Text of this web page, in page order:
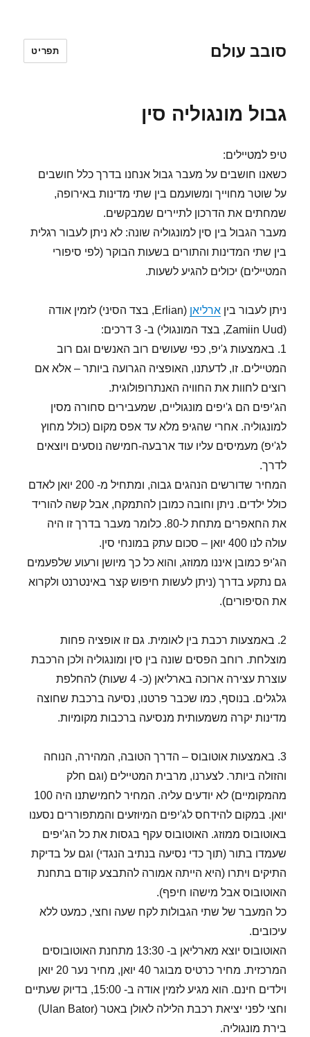
סובב עולם תפריט
גבול מונגוליה סין
טיפ למטיילים:
כשאנו חושבים על מעבר גבול אנחנו בדרך כלל חושבים
על שוטר מחוייך ומשועמם בין שתי מדינות באירופה,
שמחתים את הדרכון לתיירים שמבקשים.
מעבר הגבול בין סין למונגוליה שונה: לא ניתן לעבור רגלית
בין שתי המדינות והתורים בשעות הבוקר (לפי סיפורי
המטיילים) יכולים להגיע לשעות.
ניתן לעבור ביןארליאן
(Erlian, בצד הסיני) לזמין אודה
(Zamiin Uud, בצד המונגולי) ב- 3 דרכים:
1. באמצעות ג'יפ, כפי שעושים רוב האנשים וגם רוב
המטיילים. זו, לדעתנו, האופציה הגרועה ביותר – אלא אם
רוצים לחוות את החוויה האנתרופולוגית.
הג'יפים הם ג'יפים מונגוליים, שמעבירים סחורה מסין
למונגוליה. אחרי שהגיפ מלא עד אפס מקום (כולל מחוץ
לג'יפ) מעמיסים עליו עוד ארבעה-חמישה נוסעים ויוצאים
לדרך.
המחיר שדורשים הנהגים גבוה, ומתחיל מ- 200 יואן לאדם
כולל ילדים. ניתן וחובה כמובן להתמקח, אבל קשה להוריד
את החאפרים מתחת ל-80. כלומר מעבר בדרך זו היה
עולה לנו 400 יואן – סכום עתק במונחי סין.
הג'יפ כמובן איננו ממוזג, והוא כל כך מיושן ורעוע שלפעמים
גם נתקע בדרך (ניתן לעשות חיפוש קצר באינטרנט ולקרוא
את הסיפורים).
2. באמצעות רכבת בין לאומית. גם זו אופציה פחות
מוצלחת. רוחב הפסים שונה בין סין ומונגוליה ולכן הרכבת
עוצרת עצירה ארוכה בארליאן (כ- 4 שעות) להחלפת
גלגלים. בנוסף, כמו שכבר פרטנו, נסיעה ברכבת שחוצה
מדינות יקרה משמעותית מנסיעה ברכבות מקומיות.
3. באמצעות אוטובוס – הדרך הטובה, המהירה, הנוחה
והזולה ביותר. לצערנו, מרבית המטיילים (וגם חלק
מהמקומיים) לא יודעים עליה. המחיר לחמישתנו היה 100
יואן. במקום להידחס לג'יפים המיוזעים והמתפוררים נסענו
באוטובוס ממוזג. האוטובוס עקף בגסות את כל הג'יפים
שעמדו בתור (תוך כדי נסיעה בנתיב הנגדי) וגם על בדיקת
התיקים ויתרו (היא הייתה אמורה להתבצע קודם בתחנת
האוטובוס אבל מישהו חיפף).
כל המעבר של שתי הגבולות לקח שעה וחצי, כמעט ללא
עיכובים.
האוטובוס יוצא מארליאן ב- 13:30 מתחנת האוטובוסים
המרכזית. מחיר כרטיס מבוגר 40 יואן, מחיר נער 20 יואן
וילדים חינם. הוא מגיע לזמין אודה ב- 15:00, בדיוק שעתיים
וחצי לפני יציאת רכבת הלילה לאולן באטר (Ulan Bator)
בירת מונגוליה.